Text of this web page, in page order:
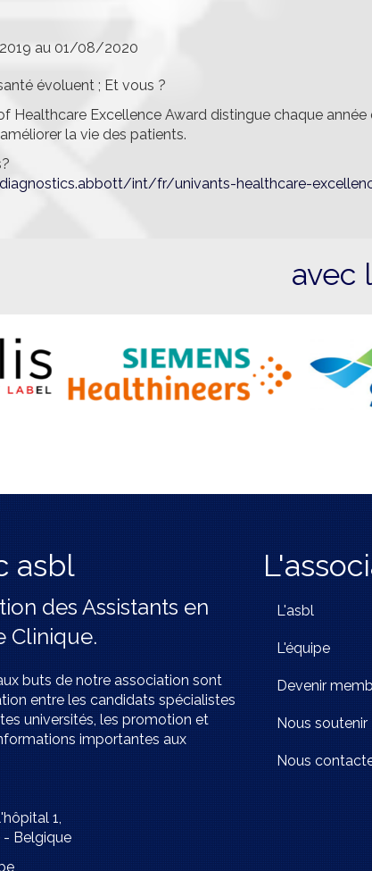
au 01/08/2020
évoluent ; Et vous ?
Healthcare Excellence Award distingue chaque
la vie des patients.
int/fr/univants-healthcare-
avec
asbl
des Assistants en
Clinique.
buts de notre association sont
entre les candidats spécialistes
universités, les promotion et
importantes aux
1,
Belgique
L'asbl
L'équipe
Devenir
Nous soutenir
Nous